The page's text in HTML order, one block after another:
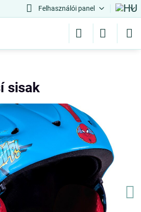
Felhasználói panel
sisak